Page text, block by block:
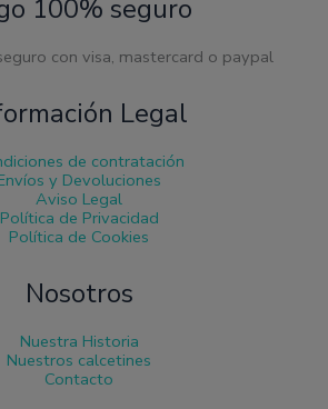
100% seguro
Legal
de contratación
y Devoluciones
Aviso Legal
Política de Privacidad
Política de Cookies
Nosotros
Nuestra Historia
Nuestros calcetines
Contacto